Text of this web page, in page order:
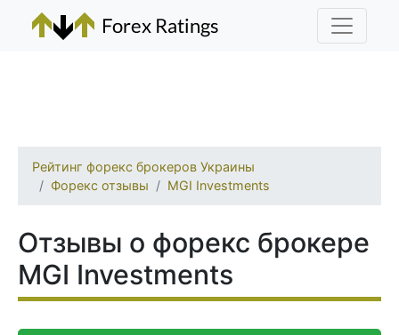
Рейтинг форекс брокеров Украины
Форекс отзывы
MGI Investments
Отзывы о форекс брокере
MGI Investments